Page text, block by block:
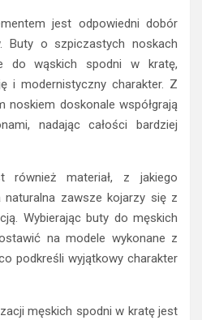
jest odpowiedni dobór
Buty o szpiczastych noskach
do wąskich spodni w kratę,
i modernistyczny charakter. Z
noskiem doskonale współgrają
nadając całości bardziej
również materiał, z jakiego
naturalna zawsze kojarzy się z
Wybierając buty do męskich
na modele wykonane z
podkreśli wyjątkowy charakter
męskich spodni w kratę jest